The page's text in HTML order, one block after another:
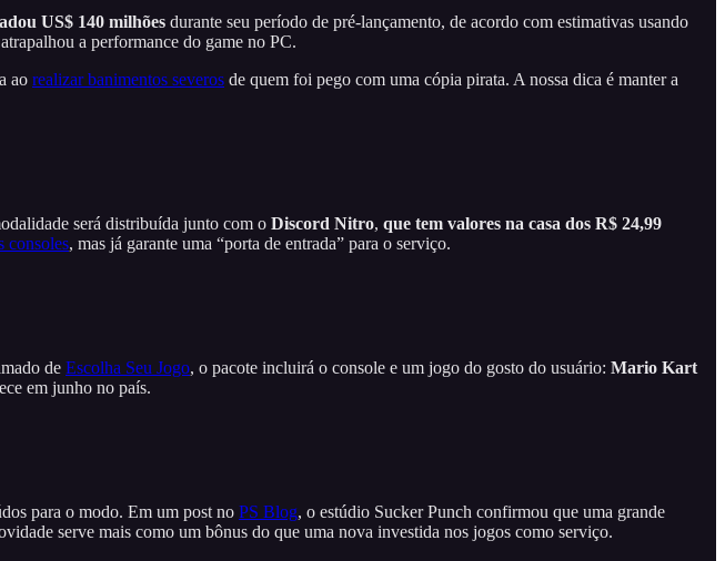
US$ 140 milhões durante seu período de pré-lançamento, de acordo com estimativas usando
a performance do game no PC.
ao realizar banimentos severos de quem foi pego com uma cópia pirata. A nossa dica é manter a
será distribuída junto com o Discord Nitro, que tem valores na casa dos R$ 24,99
consoles, mas já garante uma “porta de entrada” para o serviço.
de Escolha Seu Jogo, o pacote incluirá o console e um jogo do gosto do usuário: Mario Kart
em junho no país.
para o modo. Em um post no PS Blog, o estúdio Sucker Punch confirmou que uma grande
serve mais como um bônus do que uma nova investida nos jogos como serviço.